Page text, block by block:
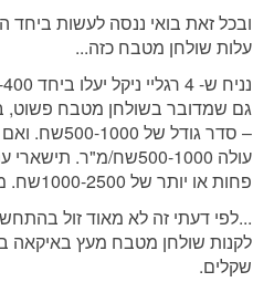
ובכל זאת בואי ננסה לעשות ביחד
עלות שולחן מטבח כזה...
גם שמדובר בשולחן מטבח פשוט,
– סדר גודל של
עולה 500-1000שח/מ"ר.
פחות או יותר של 1000-2500שח. מה את אומרת?
...לפי דעתי זה לא מאוד זול
לקנות שולחן מטבח מעץ באיקאה
שקלים.